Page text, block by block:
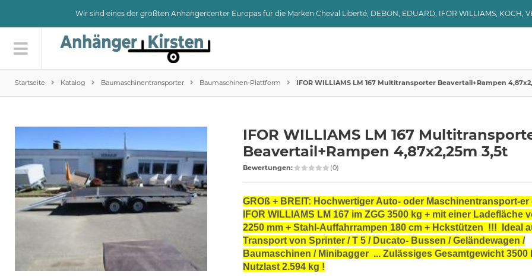
Wir sind eines der größten Anhängercenter Europas für die Marken Cheval Liberté, DEBON, EDUARD, IFOR WILLIAMS, KOCH,
Startseite Katalog Baumaschinentransporter Baumaschinen-Plattform IFOR WILLIAMS LM 167 Multitransporter Beavertail+Rampen
IFOR WILLIAMS LM 167
Beavertail+Rampen 4,87x2,25m 3,5t
Bewertungen: (0)
GROß + BREIT: Hochwertiger Auto- oder Maschinentransport-er
IFOR WILLIAMS LM 167 im ZGG 3500 kg + mit einer Ladefläche
2250 mm + Stahl-Auffahrrampen 180 cm + Hckstützen !!! Ideal
Transport von Sprinter / T 5 / Ducato- Bussen / Geländewagen /
Baumaschinen / Minibagger ... Zulässiges Gesamtgewicht 3500
Nutzlast 2.594 kg !